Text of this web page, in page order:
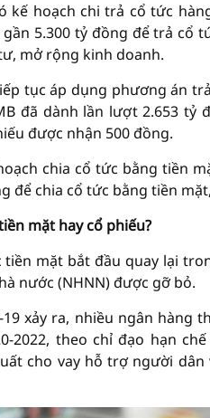
kế hoạch chi trả cổ tức
gần 5.300 tỷ đồng để trả cổ
mở rộng kinh doanh.
tục áp dụng phương án
đã dành lần lượt 2.653
được nhận 500 đồng.
chia cổ tức bằng tiền
để chia cổ tức bằng tiền
mặt hay cổ phiếu?
tiền mặt bắt đầu quay lại
nước (NHNN) được gỡ bỏ.
xảy ra, nhiều ngân hàng
2022, theo chỉ đạo hạn
cho vay hỗ trợ người